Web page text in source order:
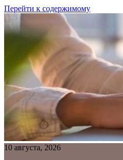
Перейти к содержимому
10 августа, 2026